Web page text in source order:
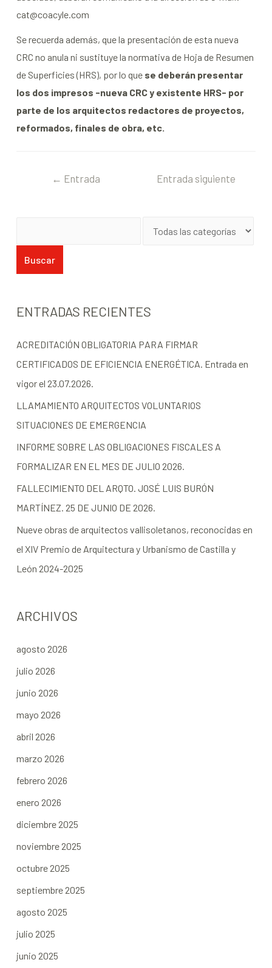
cat@coacyle.com
Se recuerda además, que la presentación de esta nueva
CRC no anula ni sustituye la normativa de Hoja de Resumen
de Superficies (HRS), por lo que se deberán presentar
los dos impresos -nueva CRC y existente HRS- por
parte de los arquitectos redactores de proyectos,
reformados, finales de obra, etc.
← Entrada
Entrada siguiente
ENTRADAS RECIENTES
ACREDITACIÓN OBLIGATORIA PARA FIRMAR
CERTIFICADOS DE EFICIENCIA ENERGÉTICA. Entrada en
vigor el 23.07.2026.
LLAMAMIENTO ARQUITECTOS VOLUNTARIOS
SITUACIONES DE EMERGENCIA
INFORME SOBRE LAS OBLIGACIONES FISCALES A
FORMALIZAR EN EL MES DE JULIO 2026.
FALLECIMIENTO DEL ARQTO. JOSÉ LUIS BURÓN
MARTÍNEZ. 25 DE JUNIO DE 2026.
Nueve obras de arquitectos vallisoletanos, reconocidas en
el XIV Premio de Arquitectura y Urbanismo de Castilla y
León 2024-2025
ARCHIVOS
agosto 2026
julio 2026
junio 2026
mayo 2026
abril 2026
marzo 2026
febrero 2026
enero 2026
diciembre 2025
noviembre 2025
octubre 2025
septiembre 2025
agosto 2025
julio 2025
junio 2025